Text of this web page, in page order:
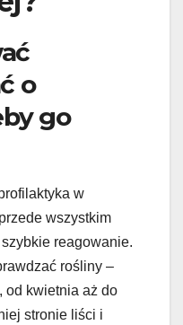
o
go
w
wszystkim
reagowanie.
rośliny –
od kwietnia aż do
stronie liści i